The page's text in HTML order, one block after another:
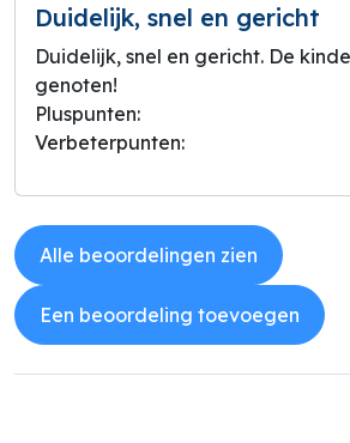
Duidelijk, snel en gericht
Duidelijk, snel en gericht. De
genoten!
Pluspunten:
Verbeterpunten:
Alle beoordelingen zien
Een beoordeling toevoegen